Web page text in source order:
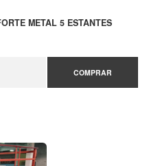
METAL 5 ESTANTES
COMPRAR